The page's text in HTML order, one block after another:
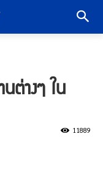
ต่างๆ ใน
11889